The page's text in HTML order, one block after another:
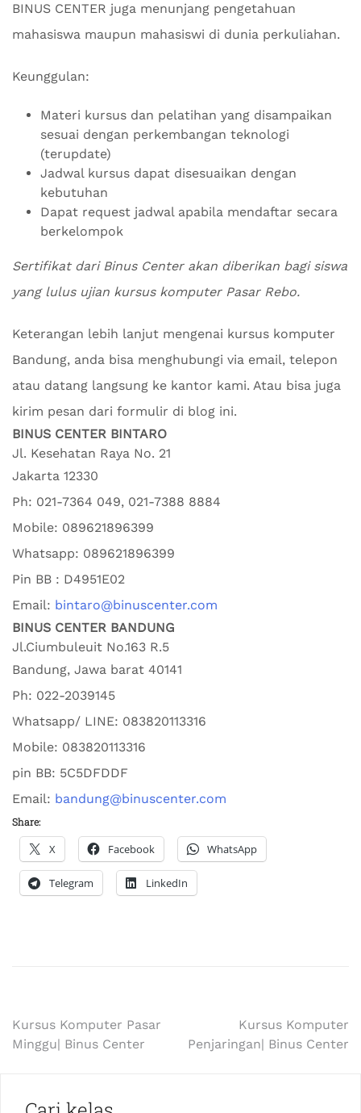
BINUS CENTER juga menunjang pengetahuan
mahasiswa maupun mahasiswi di dunia perkuliahan.
Keunggulan:
Materi kursus dan pelatihan yang disampaikan
sesuai dengan perkembangan teknologi
(terupdate)
Jadwal kursus dapat disesuaikan dengan
kebutuhan
Dapat request jadwal apabila mendaftar secara
berkelompok
Sertifikat dari Binus Center akan diberikan bagi siswa
yang lulus ujian kursus komputer Pasar Rebo.
Keterangan lebih lanjut mengenai kursus komputer
Bandung, anda bisa menghubungi via email, telepon
atau datang langsung ke kantor kami. Atau bisa juga
kirim pesan dari formulir di blog ini.
BINUS CENTER BINTARO
Jl. Kesehatan Raya No. 21
Jakarta 12330
Ph: 021-7364 049, 021-7388 8884
Mobile: 089621896399
Whatsapp: 089621896399
Pin BB : D4951E02
Email: bintaro@binuscenter.com
BINUS CENTER BANDUNG
Jl.Ciumbuleuit No.163 R.5
Bandung, Jawa barat 40141
Ph: 022-2039145
Whatsapp/ LINE: 083820113316
Mobile: 083820113316
pin BB: 5C5DFDDF
Email: bandung@binuscenter.com
Share:
X Facebook WhatsApp
Telegram LinkedIn
Kursus Komputer Pasar
Minggu| Binus Center
Kursus Komputer
Penjaringan| Binus Center